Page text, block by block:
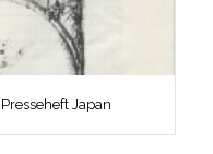
Japan